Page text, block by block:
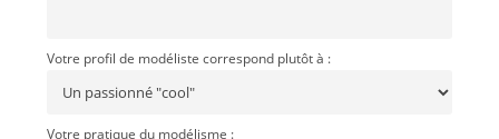
Votre profil de modéliste correspond plutôt à :
Votre pratique du modélisme :